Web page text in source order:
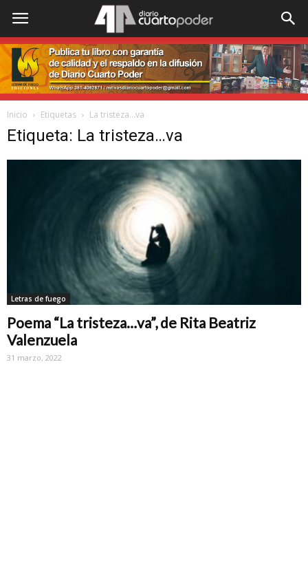
Inicio Etiquetas La tristeza…va
Etiqueta: La tristeza…va
Letras de fuego
Poema “La tristeza…va”, de Rita Beatriz
Valenzuela
31 marzo, 2022